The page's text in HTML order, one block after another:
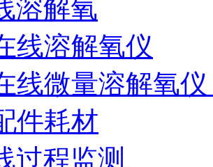
溶解氧
线溶解氧仪
线微量溶解氧仪
件耗材
过程监测